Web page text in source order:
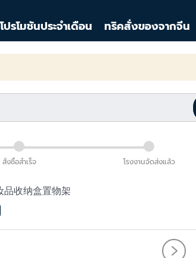
โปรโมชันประจำเดือน ทริคสั่งของจากจีน
สั่งซื้อสำเร็จ โรงงานจัดส่งแล้ว
收纳盒置物架